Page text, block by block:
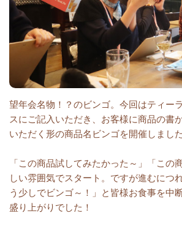
望年会名物！？のビンゴ。今回はティー
スにご記入いただき、お客様に商品の書
いただく形の商品名ビンゴを開催しまし
「この商品試してみたかった～」「この
しい雰囲気でスタート。ですが進むにつ
う少しでビンゴ～！」と皆様お食事を中
盛り上がりでした！